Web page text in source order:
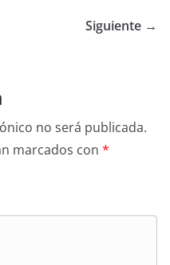
Siguiente →
no será publicada.
marcados con *